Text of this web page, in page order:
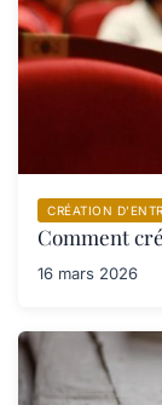
CRÉATION
Comment
16 mars 2026